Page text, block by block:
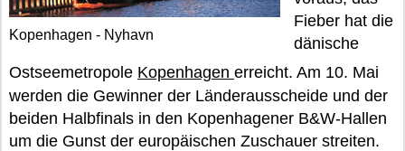
Kopenhagen - Nyhavn
Fieber hat die
dänische
Ostseemetropole Kopenhagen erreicht. Am 10. Mai
werden die Gewinner der Länderausscheide und der
beiden Halbfinals in den Kopenhagener B&W-Hallen
um die Gunst der europäischen Zuschauer streiten.